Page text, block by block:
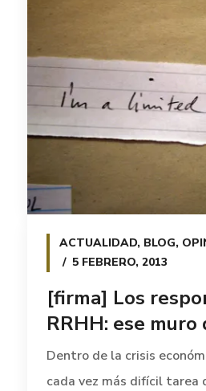
ACTUALIDAD, BLOG,
5 FEBRERO, 2013
[firma] Los
RRHH: ese
Dentro de la crisis
cada vez más difícil tarea